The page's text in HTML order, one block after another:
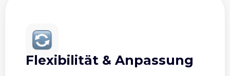
Flexibilität & Anpassung